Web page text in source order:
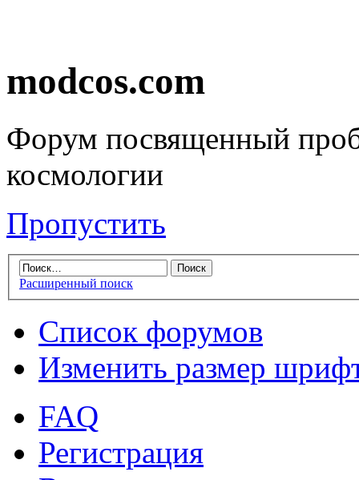
modcos.com
Форум посвященный
космологии
Пропустить
Расширенный поиск
Список форумов
Изменить размер
FAQ
Регистрация